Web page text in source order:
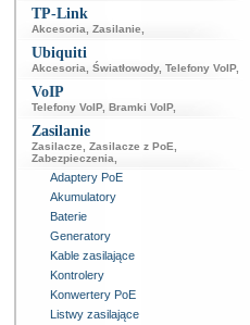
TP-Link
Akcesoria Zasilanie
Ubiquiti
Akcesoria Światłowody, Telefony VoIP,
VoIP
Telefony VoIP, Bramki VoIP,
Zasilanie
Zasilacze Zasilacze z PoE
Zabezpieczenia
Adaptery PoE
Akumulatory
Baterie
Generatory
Kable zasilające
Kontrolery
Konwertery PoE
Listwy zasilające